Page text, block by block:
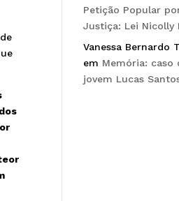
Petição Popular
Justiça: Lei Nicolly
Vanessa Bernardo
em Memória: caso
jovem Lucas